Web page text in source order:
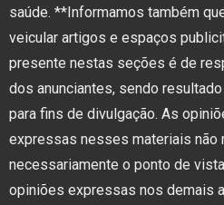
saúde. **Informamos também
veicular artigos e espaços
presente nestas seções é de
dos anunciantes, sendo
para fins de divulgação. As
expressas nesses materiais não
necessariamente o ponto de
opiniões expressas nos demais